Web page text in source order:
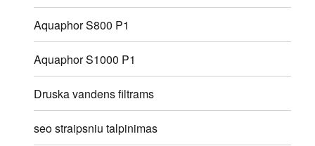
Aquaphor S800 P1
Aquaphor S1000 P1
Druska vandens filtrams
seo straipsniu talpinimas